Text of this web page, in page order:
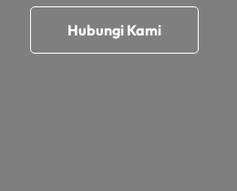
Hubungi Kami